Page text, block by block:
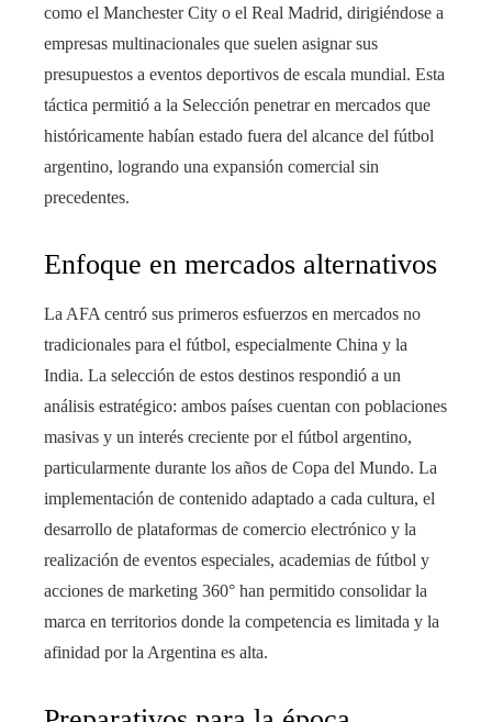
como el Manchester City o el Real Madrid, dirigiéndose a
empresas multinacionales que suelen asignar sus
presupuestos a eventos deportivos de escala mundial. Esta
táctica permitió a la Selección penetrar en mercados que
históricamente habían estado fuera del alcance del fútbol
argentino, logrando una expansión comercial sin
precedentes.
Enfoque en mercados alternativos
La AFA centró sus primeros esfuerzos en mercados no
tradicionales para el fútbol, especialmente China y la
India. La selección de estos destinos respondió a un
análisis estratégico: ambos países cuentan con poblaciones
masivas y un interés creciente por el fútbol argentino,
particularmente durante los años de Copa del Mundo. La
implementación de contenido adaptado a cada cultura, el
desarrollo de plataformas de comercio electrónico y la
realización de eventos especiales, academias de fútbol y
acciones de marketing 360° han permitido consolidar la
marca en territorios donde la competencia es limitada y la
afinidad por la Argentina es alta.